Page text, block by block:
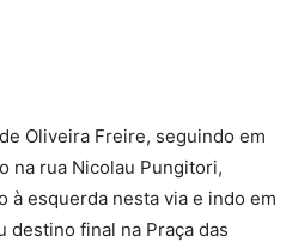
Oliveira Freire, seguindo em
na rua Nicolau Pungitori,
à esquerda nesta via e indo em
destino final na Praça das